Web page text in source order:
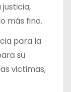
más fino.
para la
su
victimas,